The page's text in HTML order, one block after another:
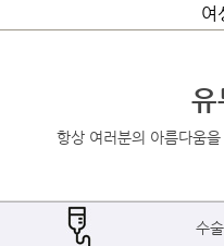
여
유
항상 여러분의 아름다움
수